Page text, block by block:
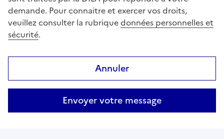
demande. Pour connaitre et exercer vos droits,
veuillez consulter la rubriquedonnées personnelles et
sécurité.
Annuler
Envoyer votre message